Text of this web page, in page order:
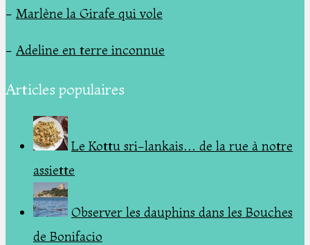
- Marlène la Girafe qui vole
- Adeline en terre inconnue
Articles populaires
Le Kottu sri-lankais… de la rue à notre
assiette
Observer les dauphins dans les Bouches
de Bonifacio